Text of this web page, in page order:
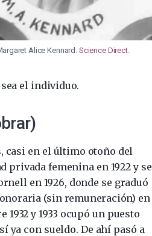
Alice Kennard.Science Direct.
el individuo.
casi en el último otoño del
privada femenina en 1922 y se
en 1926, donde se graduó
(sin remuneración) en
y 1933 ocupó un puesto
ya con sueldo. De ahí pasó a